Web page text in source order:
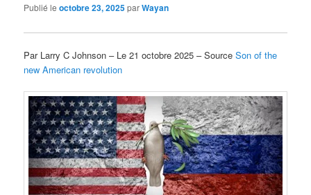
Publié leoctobre 23, 2025parWayan
Par Larry C Johnson – Le 21 octobre 2025 – SourceSon of the
new American revolution